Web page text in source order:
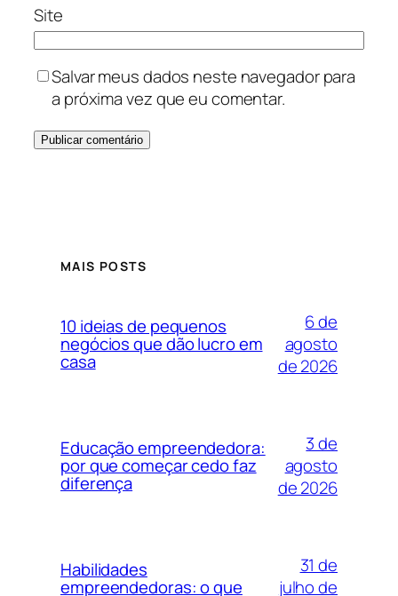
Site
Salvar meus dados neste navegador para
a próxima vez que eu comentar.
MAIS POSTS
10 ideias de pequenos
negócios que dão lucro em
casa
6 de
agosto
de 2026
Educação empreendedora:
por que começar cedo faz
diferença
3 de
agosto
de 2026
Habilidades
empreendedoras: o que
31 de
julho de